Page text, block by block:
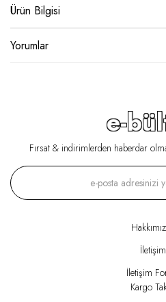
Ürün Bilgisi
Yorumlar
e-
Fırsat & indirimlerden haberdar
İletişim
İletişim
Kargo